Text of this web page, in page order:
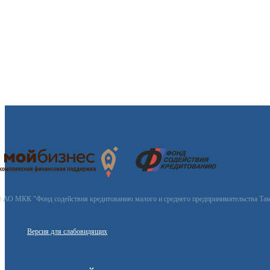
АО МКК "Фонд содействия кредитованию малого и среднего предпринимательства
Версия для слабовидящих